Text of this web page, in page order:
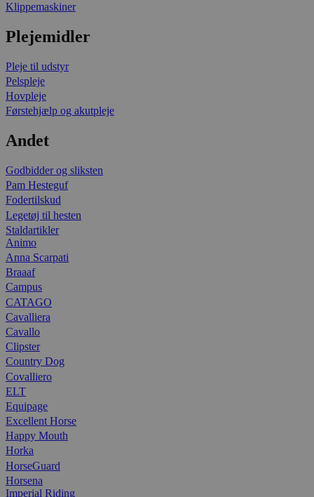
Klippemaskiner
Plejemidler
Pleje til udstyr
Pelspleje
Hovpleje
Førstehjælp og akutpleje
Andet
Godbidder og sliksten
Pam Hesteguf
Fodertilskud
Legetøj til hesten
Staldartikler
Animo
Anna Scarpati
Braaaf
Campus
CATAGO
Cavalliera
Cavallo
Clipster
Country Dog
Covalliero
ELT
Equipage
Excellent Horse
Happy Mouth
Horka
HorseGuard
Horsena
Imperial Riding